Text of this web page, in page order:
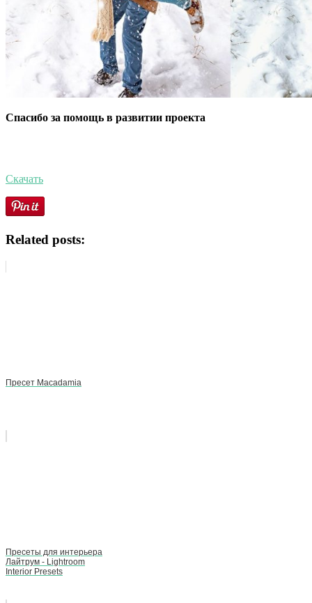
Спасибо за помощь в развитии проекта
Скачать
Related posts:
Пресет Macadamia
Пресеты для интерьера
Лайтрум - Lightroom
Interior Presets